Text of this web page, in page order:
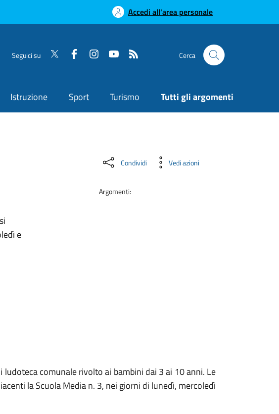
Accedi all'area personale
Seguici su Cerca
Istruzione Sport Turismo Tutti gli argomenti
e
Condividi Vedi azioni
Argomenti:
comunale rivolto ai bambini dai 3 ai 10 anni. Le
la Scuola Media n. 3, nei giorni di lunedì, mercoledì